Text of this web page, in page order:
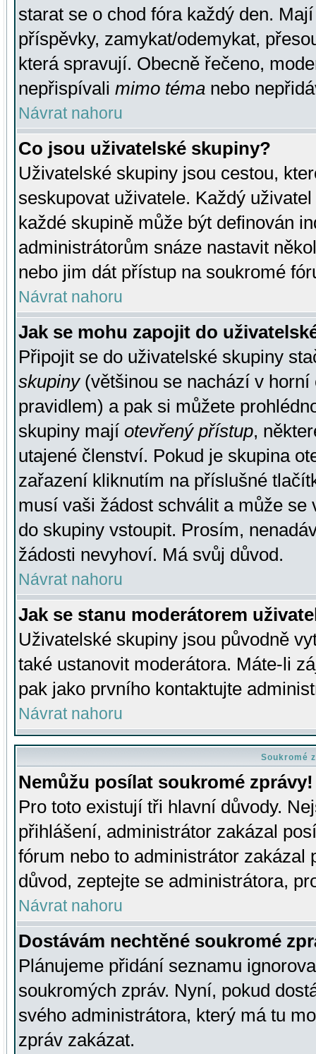
starat se o chod fóra každý den.
příspěvky, zamykat/odemykat,
která spravují. Obecně řečeno,
nepřispívali mimo téma nebo
Návrat nahoru
Co jsou uživatelské skupiny?
Uživatelské skupiny jsou cestou,
seskupovat uživatele. Každý
každé skupině může být definován
administrátorům snáze nastavit
nebo jim dát přístup na soukromé
Návrat nahoru
Jak se mohu zapojit do
Připojit se do uživatelské skupiny
skupiny(většinou se nachází v horní
pravidlem) a pak si můžete
skupiny mají otevřený přístup,
utajené členství. Pokud je skupina
zařazení kliknutím na příslušné
musí vaši žádost schválit a může se
do skupiny vstoupit. Prosím,
žádosti nevyhoví. Má svůj důvod.
Návrat nahoru
Jak se stanu moderátorem
Uživatelské skupiny jsou původně
také ustanovit moderátora. Máte-li
pak jako prvního kontaktujte
Návrat nahoru
Soukromé
Nemůžu posílat soukromé zprávy!
Pro toto existují tři hlavní důvody.
přihlášení, administrátor zakázal
fórum nebo to administrátor zakázal
důvod, zeptejte se administrátora,
Návrat nahoru
Dostávám nechtěné soukromé
Plánujeme přidání seznamu
soukromých zpráv. Nyní, pokud
svého administrátora, který má tu
zpráv zakázat.